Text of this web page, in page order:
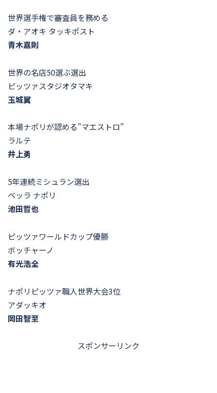
世界選手権で審査員を務める
ダ・アオキ タッキポスト
青木嘉則
世界の名店50選ぶ選出
ピッツァスタジオタマキ
玉城翼
本場ナポリが認める”マエストロ”
ラルテ
井上勇
5年連続ミシュラン選出
ベッラ ナポリ
池田哲也
ピッツァワールドカップ優勝
ボッチャーノ
有光浩全
ナポリピッツァ職人世界大会3位
アダッキオ
岡田智至
スポンサーリンク